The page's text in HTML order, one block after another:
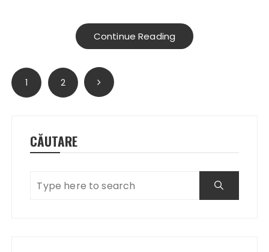
Continue Reading
Paginație
articole
1 2
CĂUTARE